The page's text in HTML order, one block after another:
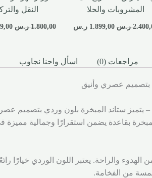
المشروبات والحلا
ر.س 1.899,00 ر.س
النقل
1.800,00 ر.س
مراجعات (0) اسأل واحنا نجاوب
بتصميم عصري وأنيق
يتميز ستاند المبخرة بلون وردي بتصميم
بقاعدة يضمن استقرارًا وجمالية
الهدوء والراحة. يعتبر اللون الوردي
من الفخامة.